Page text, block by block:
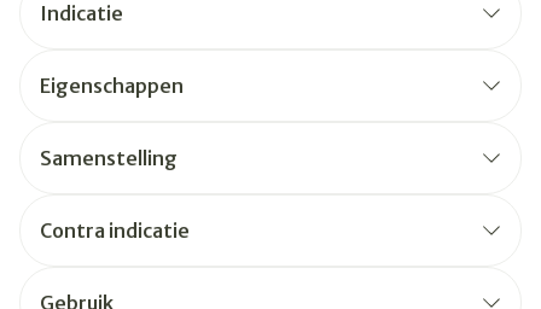
Indicatie
Eigenschappen
Samenstelling
Contra indicatie
Gebruik